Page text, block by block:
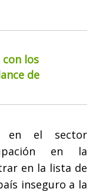
con los
de
en el sector
en la
en la lista de
inseguro a la